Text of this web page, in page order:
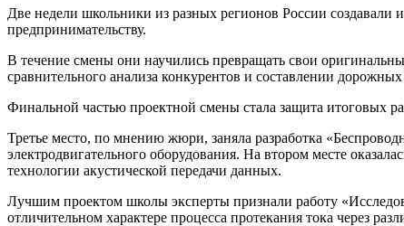
Две недели школьники из разных регионов России
предпринимательству.
В течение смены они научились превращать свои
сравнительного анализа конкурентов и составлении
Финальной частью проектной смены стала защита итоговых
Третье место, по мнению жюри, заняла разработка
электродвигательного оборудования. На втором месте
технологии акустической передачи данных.
Лучшим проектом школы эксперты признали работу
отличительном характере процесса протекания тока через